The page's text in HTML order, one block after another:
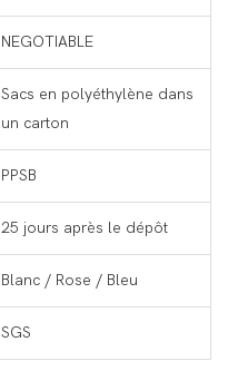
NEGOTIABLE
Sacs en polyéthylène dans
un carton
PPSB
25 jours après le dépôt
Blanc / Rose / Bleu
SGS